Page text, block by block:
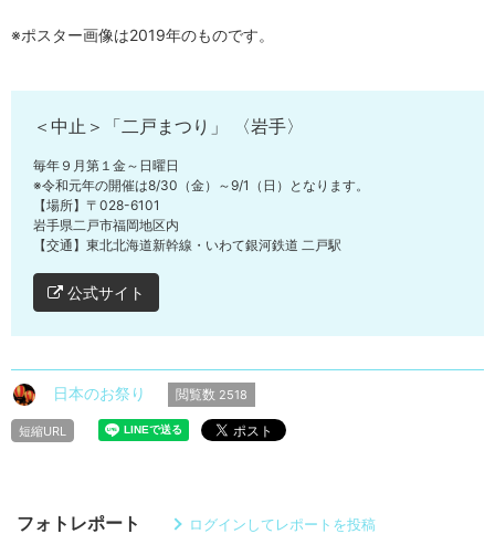
※ポスター画像は2019年のものです。
＜中止＞「二戸まつり」 〈岩手〉
毎年９月第１金～日曜日
※令和元年の開催は8/30（金）～9/1（日）となります。
【場所】〒028-6101
岩手県二戸市福岡地区内
【交通】東北北海道新幹線・いわて銀河鉄道 二戸駅
公式サイト
日本のお祭り 閲覧数 2518
短縮URL
フォトレポート ログインしてレポートを投稿